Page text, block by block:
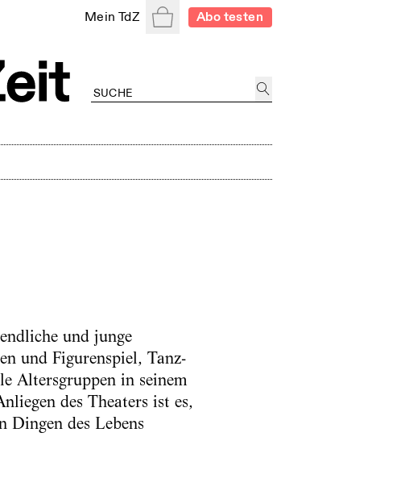
Mein TdZ WarenkorbAbo testen
und junge
und Figurenspiel, Tanz-
Altersgruppen in seinem
des Theaters ist es,
Dingen des Lebens